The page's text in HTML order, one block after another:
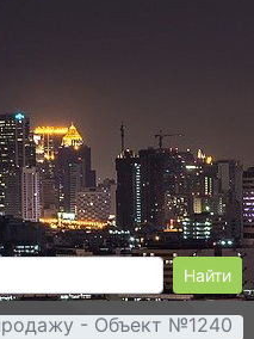
Найти
- Объект №1240